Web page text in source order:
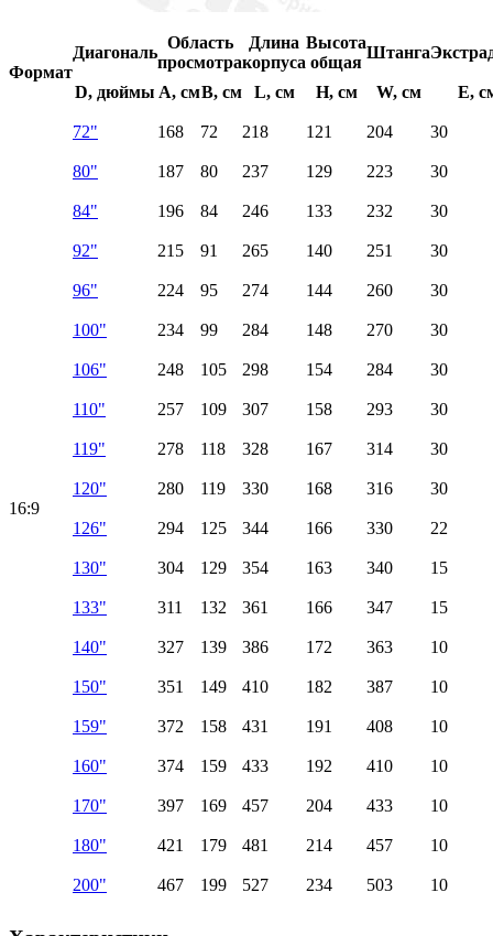
Формат
Диагональ
Область
просмотра
Длина
корпуса
Высота
общая
Штанга
D, дюймы A, смB, см L, см H, см W, см E,
16:9
72" 168 72 218 121 204 30
80" 187 80 237 129 223 30
84" 196 84 246 133 232 30
92" 215 91 265 140 251 30
96" 224 95 274 144 260 30
100" 234 99 284 148 270 30
106" 248 105 298 154 284 30
110" 257 109 307 158 293 30
119" 278 118 328 167 314 30
120" 280 119 330 168 316 30
126" 294 125 344 166 330 22
130" 304 129 354 163 340 15
133" 311 132 361 166 347 15
140" 327 139 386 172 363 10
150" 351 149 410 182 387 10
159" 372 158 431 191 408 10
160" 374 159 433 192 410 10
170" 397 169 457 204 433 10
180" 421 179 481 214 457 10
200" 467 199 527 234 503 10